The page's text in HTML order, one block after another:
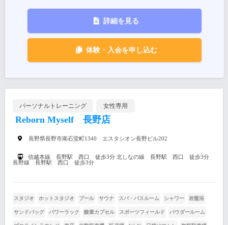
詳細を見る
体験・入会を申し込む
パーソナルトレーニング 女性専用
Reborn Myself 長野店
長野県長野市南石堂町1340 エスタシオン長野ビル202
信越本線 長野駅 西口 徒歩3分 北しなの線 長野駅 西口 徒歩3分
長野線 長野駅 西口 徒歩3分
スタジオ ホットスタジオ プール サウナ スパ・バスルーム シャワー 岩盤浴
サンドバッグ パワーラック 酸素カプセル スポーツフィールド パウダールーム